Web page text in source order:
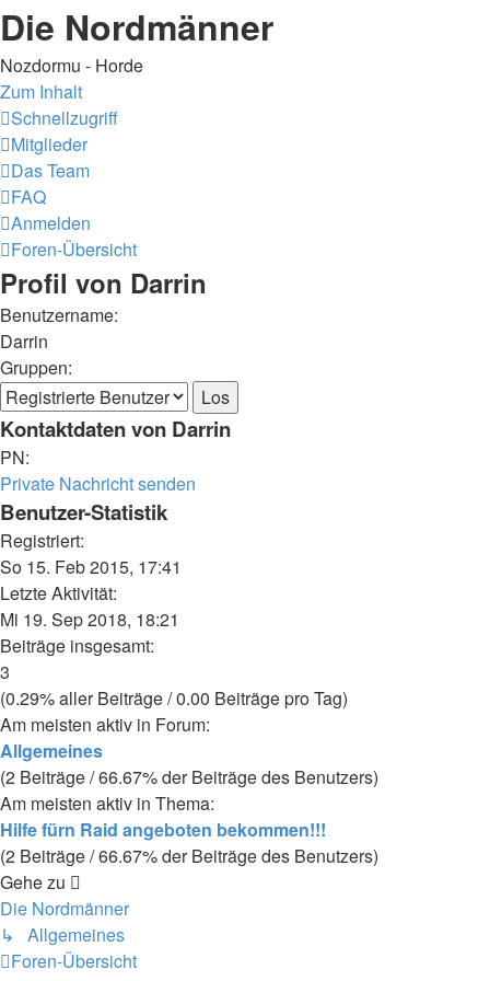
Die Nordmänner
Nozdormu - Horde
Zum Inhalt
Schnellzugriff
Mitglieder
Das Team
FAQ
Anmelden
Foren-Übersicht
Profil von Darrin
Benutzername:
Darrin
Gruppen:
Kontaktdaten von Darrin
PN:
Private Nachricht senden
Benutzer-Statistik
Registriert:
So 15. Feb 2015, 17:41
Letzte Aktivität:
Mi 19. Sep 2018, 18:21
Beiträge insgesamt:
3
(0.29% aller Beiträge / 0.00 Beiträge pro Tag)
Am meisten aktiv in Forum:
Allgemeines
(2 Beiträge / 66.67% der Beiträge des Benutzers)
Am meisten aktiv in Thema:
Hilfe fürn Raid angeboten bekommen!!!
(2 Beiträge / 66.67% der Beiträge des Benutzers)
Gehe zu
Die Nordmänner
↳ Allgemeines
Foren-Übersicht